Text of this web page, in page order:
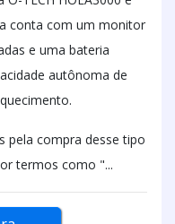
conta com um monitor
e uma bateria
autônoma de
pela compra desse tipo
termos como "...